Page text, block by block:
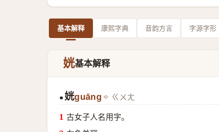
基本解释 康熙字典 音韵方言 字源字形
姯基本解释
● 姯guāng ㄍㄨㄤ
古女子人名用字。